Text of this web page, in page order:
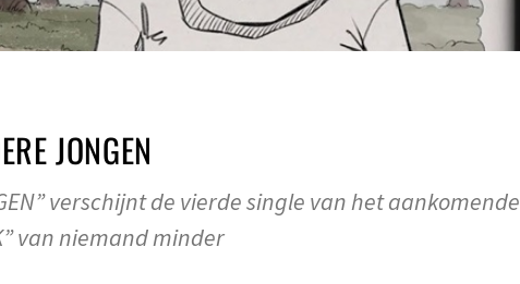
JONGEN
verschijnt de vierde single van het aankomende
van niemand minder